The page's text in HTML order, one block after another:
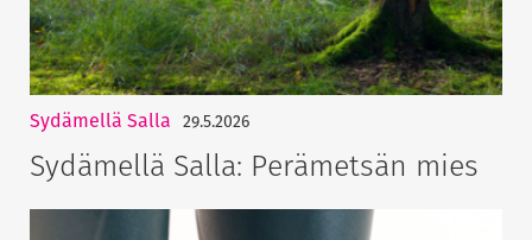
Sydämellä Salla 29.5.2026
Sydämellä Salla: Perämetsän mies